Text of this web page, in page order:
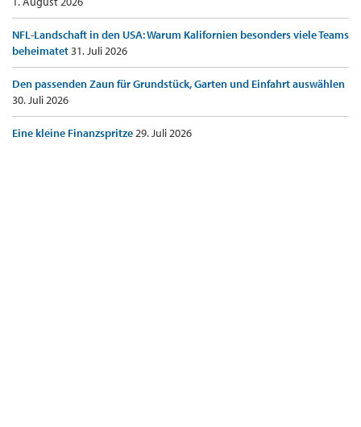
NFL-Landschaft in den USA: Warum Kalifornien besonders viele Teams
beheimatet31. Juli 2026
Den passenden Zaun für Grundstück, Garten und Einfahrt auswählen
30. Juli 2026
Eine kleine Finanzspritze29. Juli 2026